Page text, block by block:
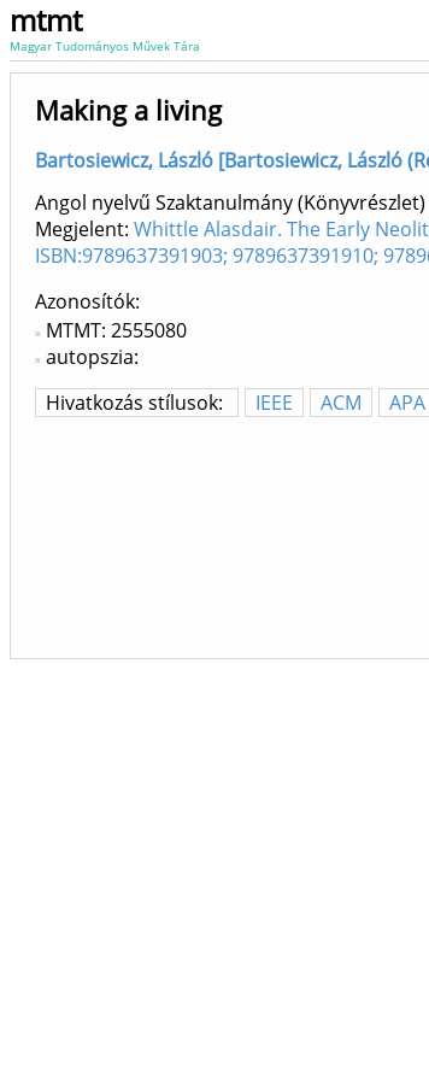
mtmt
Magyar Tudományos Művek Tára
Making a living
Bartosiewicz, László [Bartosiewicz, László
Angol nyelvű Szaktanulmány
Megjelent: Whittle Alasdair. The Early
ISBN:9789637391903; 9789637391910;
Azonosítók
MTMT: 2555080
autopszia:
Hivatkozás stílusok:
IEEE ACM APA